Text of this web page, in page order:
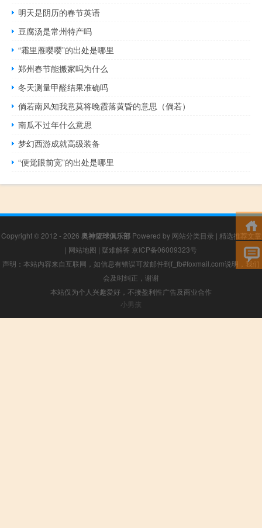
明天是阴历的春节英语
豆腐汤是常州特产吗
“霜里雁嘤嘤”的出处是哪里
郑州春节能搬家吗为什么
冬天测量甲醛结果准确吗
倘若南风知我意莫将晚霞落黄昏的意思（倘若）
南瓜不过年什么意思
梦幻西游成就高级装备
“便觉眼前宽”的出处是哪里
Copyright © 2012 - 2026 奥神篮球俱乐部Powered by 网站分类目录 | 精选推荐文章
| 网站地图 | 疑难解答 京ICP备06009323号
声明：本站内容来自互联网，如信息有错误可发邮件到f_fb#foxmail.com说明，我们
会及时纠正，谢谢
本站仅为个人兴趣爱好，不接盈利性广告及商业合作
小男孩